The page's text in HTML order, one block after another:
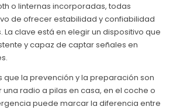
o linternas incorporadas, todas
de ofrecer estabilidad y confiabilidad
clave está en elegir un dispositivo que
y capaz de captar señales en
que la prevención y la preparación son
radio a pilas en casa, en el coche o
puede marcar la diferencia entre